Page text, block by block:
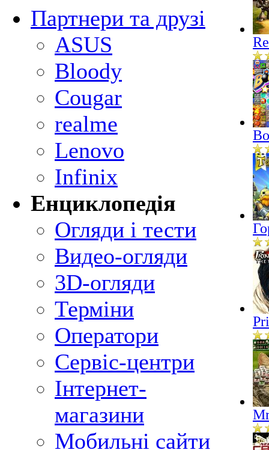
Партнери та друзі
ASUS
Bloody
Cougar
realme
Lenovo
Infinix
Енциклопедія
Огляди і тести
Видео-огляди
3D-огляди
Терміни
Оператори
Сервіс-центри
Інтернет-
магазини
Мобильні сайти